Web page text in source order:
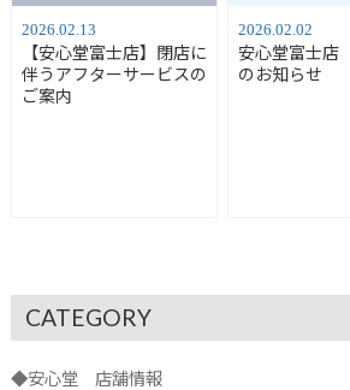
2026.02.13
【安心堂富士店】閉店に
伴うアフターサービスの
ご案内
2026.02.02
安心堂富士
のお知らせ
CATEGORY
◆安心堂 店舗情報